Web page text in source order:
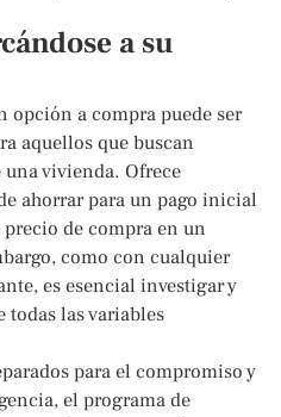
a su
opción a compra puede ser
aquellos que buscan
una vivienda. Ofrece
ahorrar para un pago inicial
de compra en un
como con cualquier
es esencial investigar y
todas las variables
para el compromiso y
el programa de